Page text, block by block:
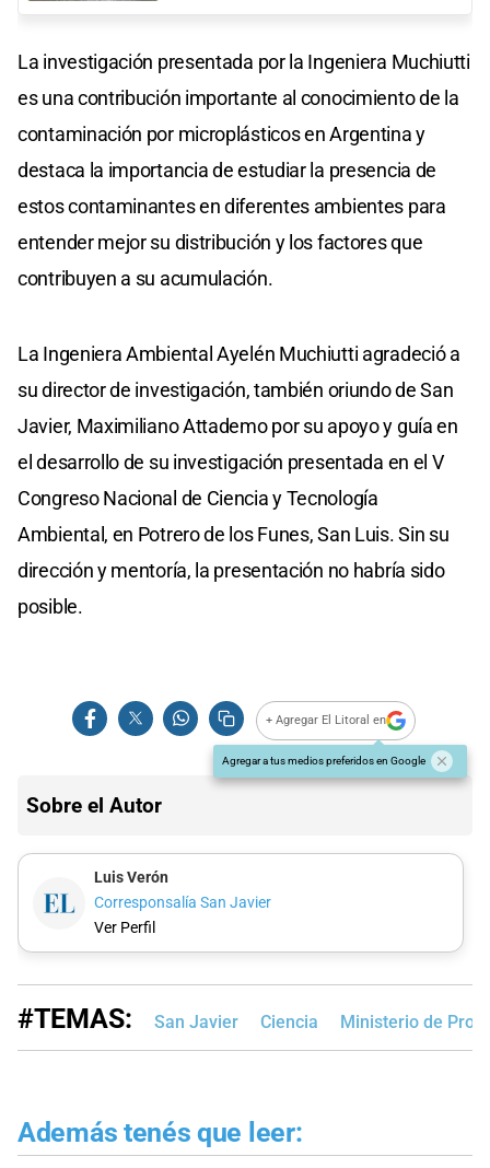
La investigación presentada por la Ingeniera Muchiutti
es una contribución importante al conocimiento de la
contaminación por microplásticos en Argentina y
destaca la importancia de estudiar la presencia de
estos contaminantes en diferentes ambientes para
entender mejor su distribución y los factores que
contribuyen a su acumulación.
La Ingeniera Ambiental Ayelén Muchiutti agradeció a
su director de investigación, también oriundo de San
Javier, Maximiliano Attademo por su apoyo y guía en
el desarrollo de su investigación presentada en el V
Congreso Nacional de Ciencia y Tecnología
Ambiental, en Potrero de los Funes, San Luis. Sin su
dirección y mentoría, la presentación no habría sido
posible.
+ Agregar El Litoral en
Agregar a tus medios preferidos en Google
Sobre el Autor
Luis Verón
Corresponsalía San Javier
Ver Perfil
#TEMAS: San Javier Ciencia Ministerio de
Además tenés que leer: